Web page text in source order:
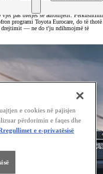
vjet pas blerjes së automjetit. Përkushtimi
programi Toyota Eurocare, do të thotë
drejtimit — ne do t'ju ndihmojmë të
e cookies në pajisjen
përdorimin e faqes dhe
e e-privatësisë